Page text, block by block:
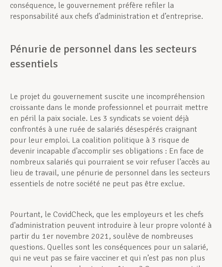
conséquence, le gouvernement préfère refiler la
responsabilité aux chefs d’administration et d’entreprise.
Pénurie de personnel dans les secteurs
essentiels
Le projet du gouvernement suscite une incompréhension
croissante dans le monde professionnel et pourrait mettre
en péril la paix sociale. Les 3 syndicats se voient déjà
confrontés à une ruée de salariés désespérés craignant
pour leur emploi. La coalition politique à 3 risque de
devenir incapable d’accomplir ses obligations : En face de
nombreux salariés qui pourraient se voir refuser l’accès au
lieu de travail, une pénurie de personnel dans les secteurs
essentiels de notre société ne peut pas être exclue.
Pourtant, le CovidCheck, que les employeurs et les chefs
d’administration peuvent introduire à leur propre volonté à
partir du 1er novembre 2021, soulève de nombreuses
questions. Quelles sont les conséquences pour un salarié,
qui ne veut pas se faire vacciner et qui n’est pas non plus